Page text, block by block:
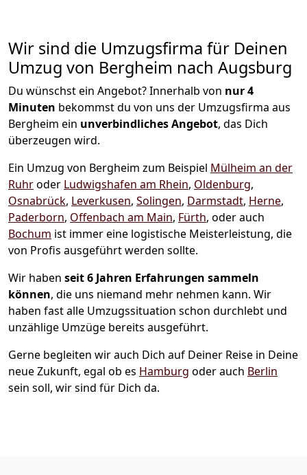
Wir sind die Umzugsfirma für Deinen
Umzug von Bergheim nach Augsburg
Du wünschst ein Angebot? Innerhalb von nur 4
Minuten bekommst du von uns der Umzugsfirma aus
Bergheim ein unverbindliches Angebot, das Dich
überzeugen wird.
Ein Umzug von Bergheim zum Beispiel Mülheim an der
Ruhroder Ludwigshafen am Rhein, Oldenburg,
Osnabrück, Leverkusen, Solingen, Darmstadt, Herne,
Paderborn, Offenbach am Main, Fürth, oder auch
Bochum ist immer eine logistische Meisterleistung, die
von Profis ausgeführt werden sollte.
Wir haben seit6 Jahren Erfahrungen sammeln
können, die uns niemand mehr nehmen kann. Wir
haben fast alle Umzugssituation schon durchlebt und
unzählige Umzüge bereits ausgeführt.
Gerne begleiten wir auch Dich auf Deiner Reise in Deine
neue Zukunft, egal ob es Hamburg oder auch Berlin
sein soll, wir sind für Dich da.